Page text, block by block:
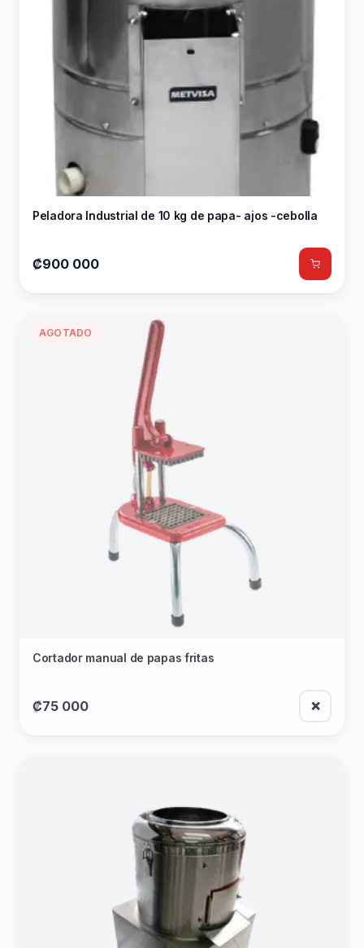
Peladora Industrial de 10 kg de papa- ajos -cebolla
₡900 000
AGOTADO
Cortador manual de papas fritas
₡75 000 ❌